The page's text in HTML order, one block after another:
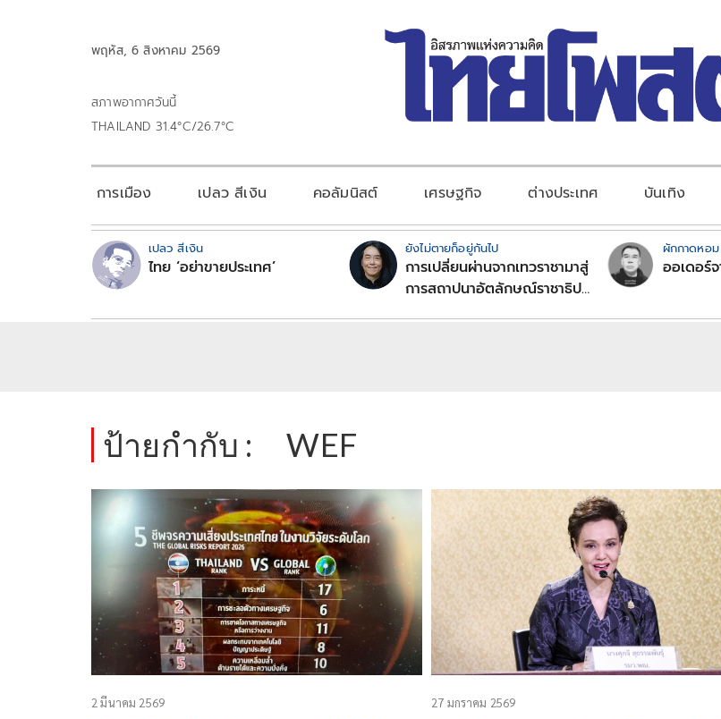
พฤหัส, 6 สิงหาคม 2569
สภาพอากาศวันนี้
THAILAND 31.4°C/26.7°C
การเมือง เปลว สีเงิน คอลัมนิสต์ เศรษฐกิจ ต่างประเทศ บันเทิง
เปลว สีเงิน
ไทย ‘อย่าขายประเทศ’
ยังไม่ตายก็อยู่กันไป
การเปลี่ยนผ่านจากเทวราชามาสู่
การสถาปนาอัตลักษณ์ราชาธิป
ผักกาดหอม
ออเดอร์
ป้ายกำกับ : WEF
2 มีนาคม 2569 27 มกราคม 2569